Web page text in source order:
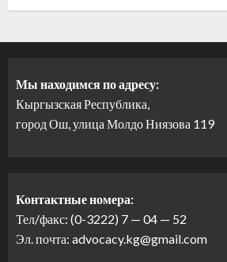
Мы находимся по адресу:
Кыргызская Республика,
город Ош, улица Молдо Ниязова 119
Контактные номера:
Тел/факс: (0-3222) 7 — 04 — 52
Эл. почта: advocacy.kg@gmail.com